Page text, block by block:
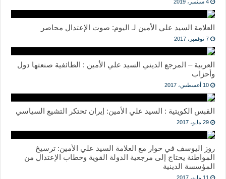
4 سبتمبر، 2019
العلامة السيد علي الأمين لـ اليوم: صوت الإعتدال محاصر
7 نوفمبر، 2017
العربية – المرجع الديني السيد علي الأمين : الطائفية صنعتها دول
وأحزاب
10 أغسطس، 2017
القبس الكويتية : السيد علي الأمين: إيران تحتكر التشيع السياسي
29 مايو، 2017
روز اليوسف في حوار مع العلامة السيد علي الأمين: ترسيخ
المواطنة يحتاج إلى مرجعية الدولة القوية وخطاب الإعتدال من
المؤسسة الدينية
11 مايو، 2017